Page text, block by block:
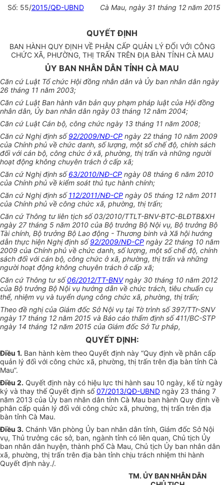
Số: 55/2015/QĐ-UBND Cà Mau, ngày 31 tháng 12 năm 2015
QUYẾT ĐỊNH
BAN HÀNH QUY ĐỊNH VỀ PHÂN CẤP QUẢN LÝ ĐỐI VỚI CÔNG
CHỨC XÃ, PHƯỜNG, THỊ TRẤN TRÊN ĐỊA BÀN TỈNH CÀ MAU
ỦY BAN NHÂN DÂN TỈNH CÀ MAU
Căn cứ Luật Tổ chức Hội đồng nhân dân và Ủy ban nhân dân ngày
26 tháng 11 năm 2003;
Căn cứ Luật Ban hành văn bản quy phạm pháp luật của Hội đồng
nhân dân, Ủy ban nhân dân ngày 03 tháng 12 năm 2004;
Căn cứ Luật Cán bộ, công chức ngày 13 tháng 11 năm 2008;
Căn cứ Nghị định số92/2009/NĐ-CP ngày 22 tháng 10 năm 2009
của Chính phủ về chức danh, số lượng, một số chế độ, chính sách
đối với cán bộ, công chức ở xã, phường, thị trấn và những người
hoạt động không chuyên trách ở cấp xã;
Căn cứ Nghị định số63/2010/NĐ-CP ngày 08 tháng 6 năm 2010
của Chính phủ về kiểm soát thủ tục hành chính;
Căn cứ Nghị định số112/2011/NĐ-CP ngày 05 tháng 12 năm 2011
của Chính phủ về công chức xã, phường, thị trấn;
Căn cứ Thông tư liên tịch số 03/2010/TTLT-BNV-BTC-BLĐTB&XH
ngày 27 tháng 5 năm 2010 của Bộ trưởng Bộ Nội vụ, Bộ trưởng Bộ
Tài chính, Bộ trưởng Bộ Lao động - Thương binh và Xã hội hướng
dẫn thực hiện Nghị định số92/2009/NĐ-CP ngày 22 tháng 10 năm
2009 của Chính phủ về chức danh, số lượng, một số chế độ, chính
sách đối với cán bộ, công chức ở xã, phường, thị trấn và những
người hoạt động không chuyên trách ở cấp xã;
Căn cứ Thông tư số06/2012/TT-BNVngày 30 tháng 10 năm 2012
của Bộ trưởng Bộ Nội vụ hướng dẫn về chức trách, tiêu chuẩn cụ
thể, nhiệm vụ và tuyển dụng công chức xã, phường, thị trấn;
Theo đề nghị của Giám đốc Sở Nội vụ tại Tờ trình số 397/TTr-SNV
ngày 17 tháng 12 năm 2015 và Báo cáo thẩm định số 411/BC-STP
ngày 14 tháng 12 năm 2015 của Giám đốc Sở Tư pháp,
QUYẾT ĐỊNH:
Điều 1. Ban hành kèm theo Quyết định này “Quy định về phân cấp
quản lý đối với công chức xã, phường, thị trấn trên địa bàn tỉnh Cà
Mau”.
Điều 2. Quyết định này có hiệu lực thi hành sau 10 ngày, kể từ ngày
ký và thay thế Quyết định số07/2013/QĐ-UBND ngày 23 tháng 7
năm 2013 của Ủy ban nhân dân tỉnh Cà Mau ban hành Quy định về
phân cấp quản lý đối với công chức xã, phường, thị trấn trên địa
bàn tỉnh Cà Mau.
Điều 3. Chánh Văn phòng Ủy ban nhân dân tỉnh, Giám đốc Sở Nội
vụ, Thủ trưởng các sở, ban, ngành tỉnh có liên quan, Chủ tịch Ủy
ban nhân dân huyện, thành phố Cà Mau, Chủ tịch Ủy ban nhân dân
xã, phường, thị trấn trên địa bàn tỉnh chịu trách nhiệm thi hành
Quyết định này./.
TM. ỦY BAN NHÂN DÂN